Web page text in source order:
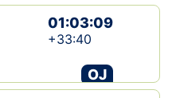
01:03:09
+33:40
OJ